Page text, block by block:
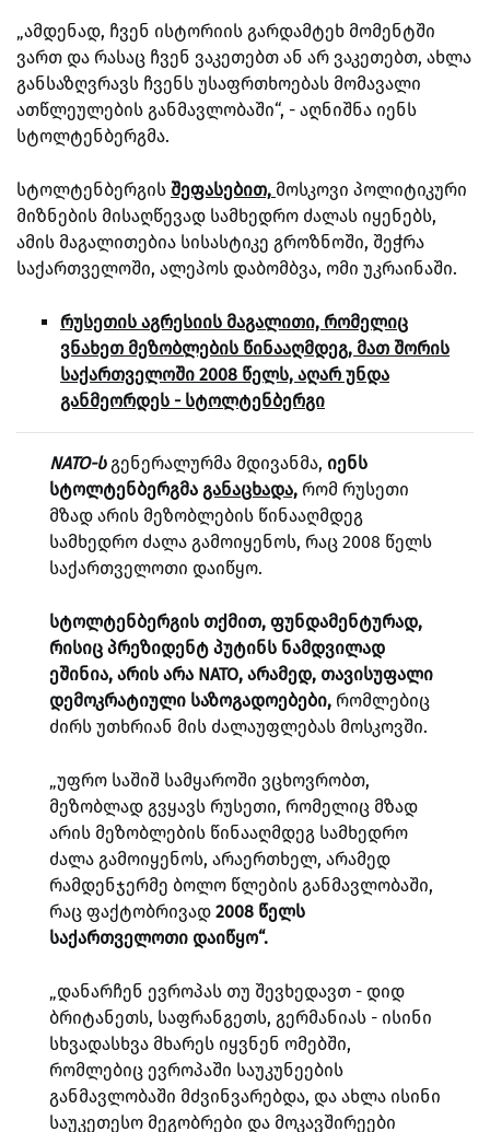
„ამდენად, ჩვენ ისტორიის გარდამტეხ მომენტში
ვართ და რასაც ჩვენ ვაკეთებთ ან არ ვაკეთებთ, ახლა
განსაზღვრავს ჩვენს უსაფრთხოებას მომავალი
ათწლეულების განმავლობაში“, - აღნიშნა იენს
სტოლტენბერგმა.
სტოლტენბერგის შეფასებით, მოსკოვი პოლიტიკური
მიზნების მისაღწევად სამხედრო ძალას იყენებს,
ამის მაგალითებია სისასტიკე გროზნოში, შეჭრა
საქართველოში, ალეპოს დაბომბვა, ომი უკრაინაში.
რუსეთის აგრესიის მაგალითი, რომელიც
ვნახეთ მეზობლების წინააღმდეგ, მათ შორის
საქართველოში 2008 წელს, აღარ უნდა
განმეორდეს - სტოლტენბერგი
NATO-ს გენერალურმა მდივანმა, იენს
სტოლტენბერგმა განაცხადა, რომ რუსეთი
მზად არის მეზობლების წინააღმდეგ
სამხედრო ძალა გამოიყენოს, რაც 2008 წელს
საქართველოთი დაიწყო.
სტოლტენბერგის თქმით, ფუნდამენტურად,
რისიც პრეზიდენტ პუტინს ნამდვილად
ეშინია, არის არა NATO, არამედ, თავისუფალი
დემოკრატიული საზოგადოებები, რომლებიც
ძირს უთხრიან მის ძალაუფლებას მოსკოვში.
„უფრო საშიშ სამყაროში ვცხოვრობთ,
მეზობლად გვყავს რუსეთი, რომელიც მზად
არის მეზობლების წინააღმდეგ სამხედრო
ძალა გამოიყენოს, არაერთხელ, არამედ
რამდენჯერმე ბოლო წლების განმავლობაში,
რაც ფაქტობრივად 2008 წელს
საქართველოთი დაიწყო“.
„დანარჩენ ევროპას თუ შევხედავთ - დიდ
ბრიტანეთს, საფრანგეთს, გერმანიას - ისინი
სხვადასხვა მხარეს იყვნენ ომებში,
რომლებიც ევროპაში საუკუნეების
განმავლობაში მძვინვარებდა, და ახლა ისინი
საუკეთესო მეგობრები და მოკავშირეები